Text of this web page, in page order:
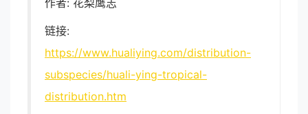
作者: 花梨鹰志
链接:
https://www.hualiying.com/distribution-
subspecies/huali-ying-tropical-
distribution.htm